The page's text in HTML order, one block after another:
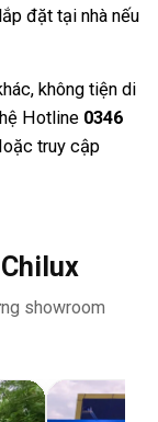
đặt tại nhà nếu
không tiện di
Hotline 0346
truy cập
showroom